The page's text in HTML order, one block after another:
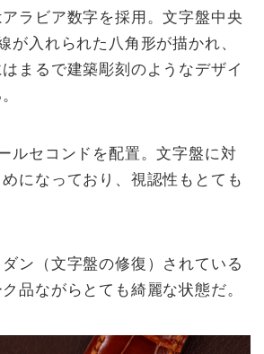
ラビア数字を採用。文字盤中央
が入れられた八角形が描かれ、
まるで建築彫刻のようなデザイ
ルセコンドを配置。文字盤に対
になっており、視認性もとても
ン（文字盤の修復）されている
品ながらとても綺麗な状態だ。